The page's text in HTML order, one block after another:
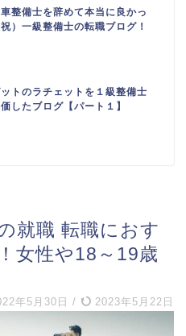
整備士を辞めて本当に良かっ
）一級整備士の転職ブログ！
トのラチェットを１級整備士
したブログ【パート１】
就職 転職におす
女性や18～19歳
年5月30日 / 2023年5月22日